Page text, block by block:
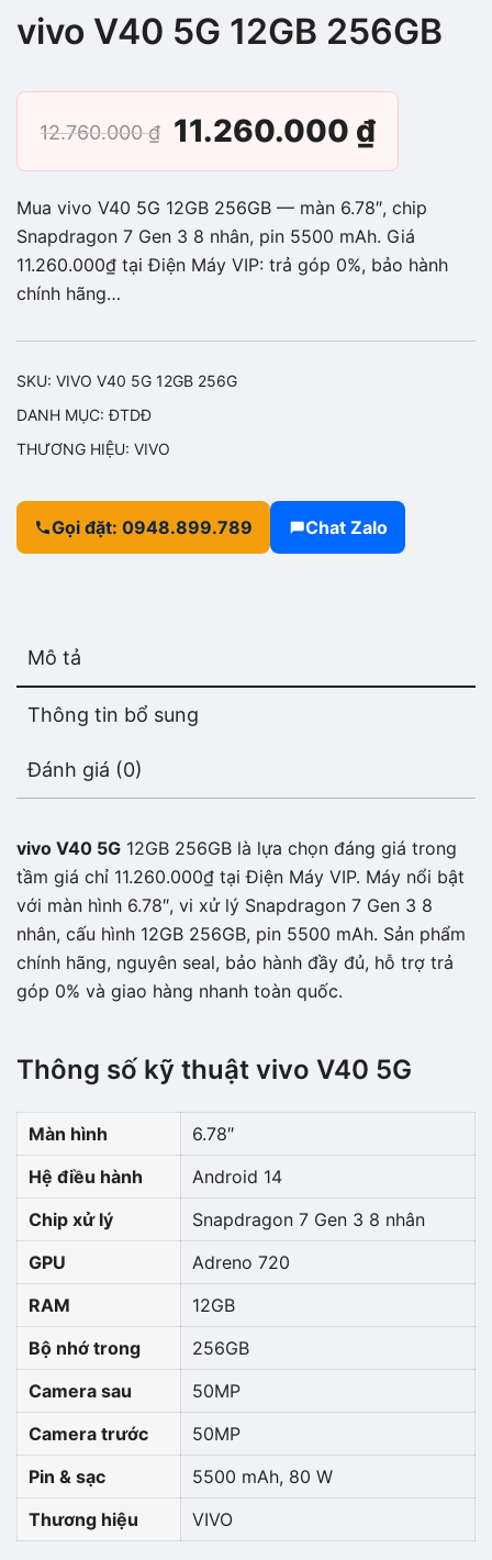
vivo V40 5G 12GB 256GB
12.760.000₫
Giá
gốc
là:
12.760.000 ₫.
11.260.000 ₫Giá
hiện
tại
là:
Mua vivo V40 5G 12GB 256GB — màn 6.78″, chip
Snapdragon 7 Gen 3 8 nhân, pin 5500 mAh. Giá
11.260.000₫ tại Điện Máy VIP: trả góp 0%, bảo hành
chính hãng…
SKU: VIVO V40 5G 12GB 256G
DANH MỤC:ĐTDĐ
THƯƠNG HIỆU: VIVO
Gọi đặt: 0948.899.789 Chat Zalo
Mô tả
Thông tin bổ sung
Đánh giá (0)
vivo V40 5G 12GB 256GB là lựa chọn đáng giá trong
tầm giá chỉ 11.260.000₫ tại Điện Máy VIP. Máy nổi bật
với màn hình 6.78″, vi xử lý Snapdragon 7 Gen 3 8
nhân, cấu hình 12GB 256GB, pin 5500 mAh. Sản phẩm
chính hãng, nguyên seal, bảo hành đầy đủ, hỗ trợ trả
góp 0% và giao hàng nhanh toàn quốc.
Thông số kỹ thuật vivo V40 5G
Màn hình
6.78″
Hệ điều hành
Android 14
Chip xử lý
Snapdragon 7 Gen 3 8 nhân
GPU
Adreno 720
RAM
12GB
Bộ nhớ trong
256GB
Camera sau
50MP
Camera trước
50MP
Pin & sạc
5500 mAh, 80 W
Thương hiệu
VIVO